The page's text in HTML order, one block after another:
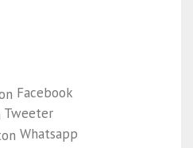
Facebook
Tweeter
Whatsapp